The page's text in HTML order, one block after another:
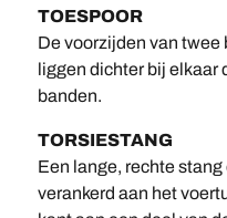
TOESPOOR
De voorzijden van twee
liggen dichter bij elkaar
banden.
TORSIESTANG
Een lange, rechte
verankerd aan het